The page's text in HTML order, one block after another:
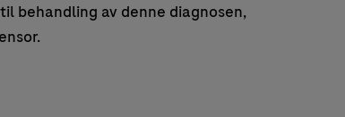
behandling av denne diagnosen,